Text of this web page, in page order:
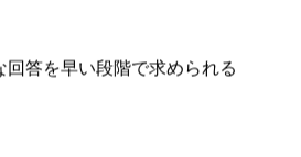
答を早い段階で求められる